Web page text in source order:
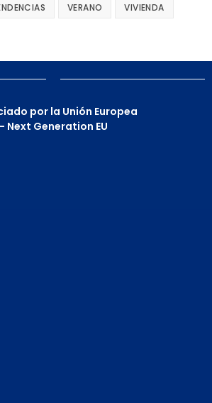
VERANO VIVIENDA
por la Unión Europea
- Next Generation EU